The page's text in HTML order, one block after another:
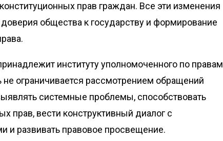
прав граж­дан. Все эти изменения
общества к государству и формирование
институту уполномоченного по правам
не ограничивается рассмотрением обращений
системные проблемы, способствовать
прав, вести конструктивный диалог с
и развивать правовое просвещение.